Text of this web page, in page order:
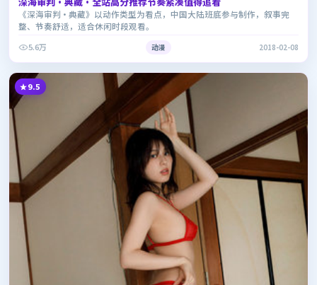
《深海审判·典藏》以动作类型为看点，中国大陆班底参与制作，叙事完
整、节奏舒适，适合休闲时段观看。
5.6万
动漫 2018-02-08
9.5